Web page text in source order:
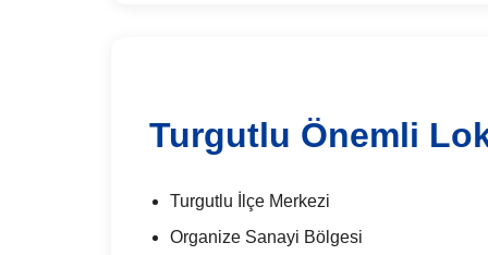
Turgutlu Önemli
Turgutlu İlçe Merkezi
Organize Sanayi Bölgesi